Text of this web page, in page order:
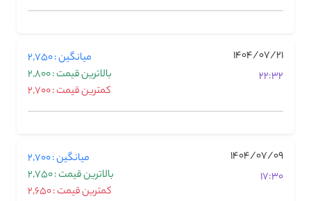
1404/07/21
22:32
میانگین : 2,750
بالاترین قیمت : 2,800
کمترین قیمت : 2,700
1404/07/09
17:30
میانگین : 2,700
بالاترین قیمت : 2,750
کمترین قیمت : 2,650